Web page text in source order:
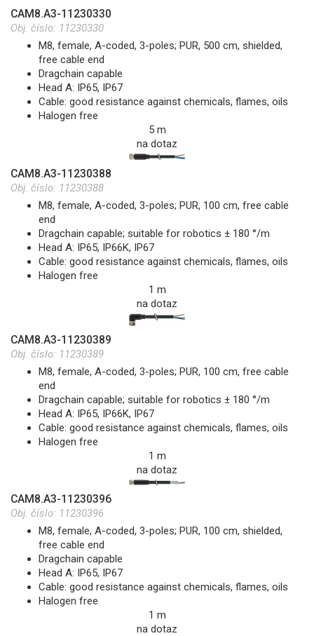
CAM8.A3-11230330
Obj. číslo: 11230330
M8, female, A-coded, 3-poles; PUR, 500 cm, shielded,
free cable end
Dragchain capable
Head A: IP65, IP67
Cable: good resistance against chemicals, flames, oils
Halogen free
5 m
na dotaz
CAM8.A3-11230388
Obj. číslo: 11230388
M8, female, A-coded, 3-poles; PUR, 100 cm, free cable
end
Dragchain capable; suitable for robotics ± 180 °/m
Head A: IP65, IP66K, IP67
Cable: good resistance against chemicals, flames, oils
Halogen free
1 m
na dotaz
CAM8.A3-11230389
Obj. číslo: 11230389
M8, female, A-coded, 3-poles; PUR, 100 cm, free cable
end
Dragchain capable; suitable for robotics ± 180 °/m
Head A: IP65, IP66K, IP67
Cable: good resistance against chemicals, flames, oils
Halogen free
1 m
na dotaz
CAM8.A3-11230396
Obj. číslo: 11230396
M8, female, A-coded, 3-poles; PUR, 100 cm, shielded,
free cable end
Dragchain capable
Head A: IP65, IP67
Cable: good resistance against chemicals, flames, oils
Halogen free
1 m
na dotaz